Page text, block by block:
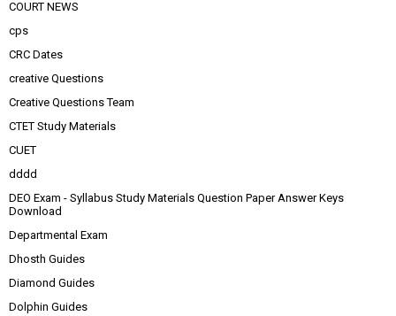
COURT NEWS
cps
CRC Dates
creative Questions
Creative Questions Team
CTET Study Materials
CUET
dddd
DEO Exam - Syllabus Study Materials Question Paper Answer Keys
Download
Departmental Exam
Dhosth Guides
Diamond Guides
Dolphin Guides